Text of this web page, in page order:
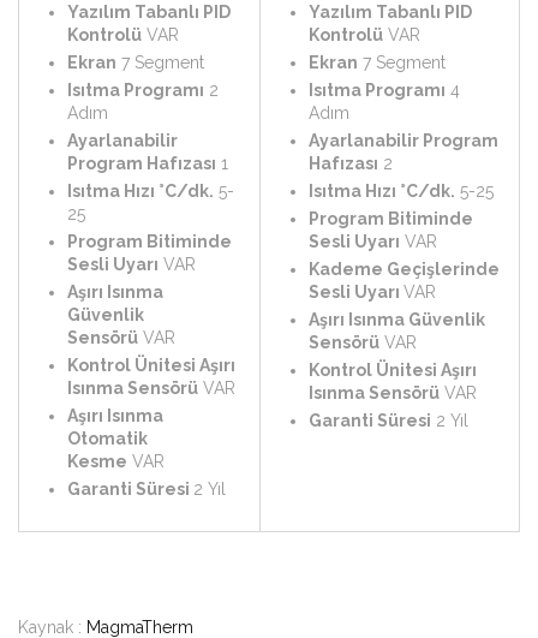
Yazılım Tabanlı PID
Kontrolü VAR
Ekran 7 Segment
Isıtma Programı 2
Adım
Ayarlanabilir
Program Hafızası 1
Isıtma Hızı °C/dk. 5-
25
Program Bitiminde
Sesli Uyarı VAR
Aşırı Isınma
Güvenlik
Sensörü VAR
Kontrol Ünitesi Aşırı
Isınma Sensörü VAR
Aşırı Isınma
Otomatik
Kesme VAR
Garanti Süresi 2 Yıl
Yazılım Tabanlı PID
Kontrolü VAR
Ekran 7 Segment
Isıtma Programı 4
Adım
Ayarlanabilir Program
Hafızası 2
Isıtma Hızı °C/dk. 5-25
Program Bitiminde
Sesli Uyarı VAR
Kademe Geçişlerinde
Sesli Uyarı VAR
Aşırı Isınma Güvenlik
Sensörü VAR
Kontrol Ünitesi Aşırı
Isınma Sensörü VAR
Garanti Süresi 2 Yıl
Kaynak : MagmaTherm